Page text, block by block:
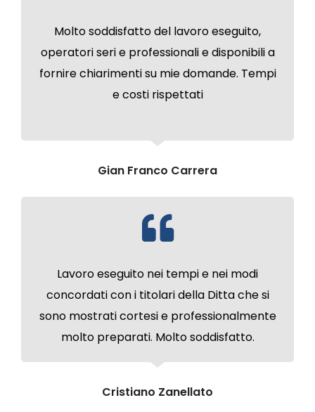
Molto soddisfatto del lavoro eseguito,
operatori seri e professionali e disponibili a
fornire chiarimenti su mie domande. Tempi
e costi rispettati
Gian Franco Carrera
Lavoro eseguito nei tempi e nei modi
concordati con i titolari della Ditta che si
sono mostrati cortesi e professionalmente
molto preparati. Molto soddisfatto.
Cristiano Zanellato